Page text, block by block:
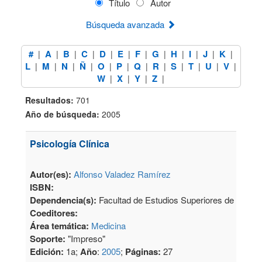
Búsqueda avanzada
# | A | B | C | D | E | F | G | H | I | J | K |
L | M | N | Ñ | O | P | Q | R | S | T | U | V |
W | X | Y | Z |
Resultados: 701
Año de búsqueda: 2005
Psicología Clínica
Autor(es):Alfonso Valadez Ramírez
ISBN:
Dependencia(s): Facultad de Estudios Superiores de
Coeditores:
Área temática: Medicina
Soporte: "Impreso"
Edición: 1a; Año:2005; Páginas:27